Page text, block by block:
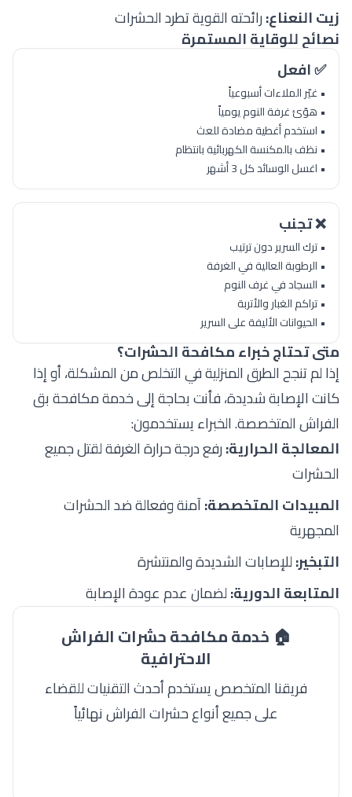
زيت النعناع:رائحته القوية تطرد الحشرات
نصائح للوقاية المستمرة
✅ افعل
• غيّر الملاءات أسبوعياً
• هوّئ غرفة النوم يومياً
• استخدم أغطية مضادة للعث
• نظف بالمكنسة الكهربائية بانتظام
• اغسل الوسائد كل 3 أشهر
❌ تجنب
• ترك السرير دون ترتيب
• الرطوبة العالية في الغرفة
• السجاد في غرف النوم
• تراكم الغبار والأتربة
• الحيوانات الأليفة على السرير
متى تحتاج خبراء مكافحة الحشرات؟
إذا لم تنجح الطرق المنزلية في التخلص من المشكلة، أو إذا
كانت الإصابة شديدة، فأنت بحاجة إلىخدمة مكافحة بق
الفراش المتخصصة. الخبراء يستخدمون:
المعالجة الحرارية:رفع درجة حرارة الغرفة لقتل جميع
الحشرات
المبيدات المتخصصة:آمنة وفعالة ضد الحشرات
المجهرية
التبخير:للإصابات الشديدة والمنتشرة
المتابعة الدورية:لضمان عدم عودة الإصابة
🏠 خدمة مكافحة حشرات الفراش
الاحترافية
فريقنا المتخصص يستخدم أحدث التقنيات للقضاء
على جميع أنواع حشرات الفراش نهائياً